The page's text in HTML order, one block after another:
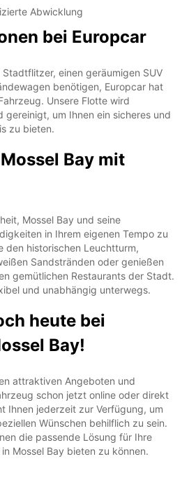
Abwicklung
bei Europcar
einen geräumigen SUV
benötigen, Europcar hat
Unsere Flotte wird
um Ihnen ein sicheres und
zu bieten.
Bay mit
Mossel Bay und seine
in Ihrem eigenen Tempo zu
den historischen Leuchtturm,
Sandstränden oder genießen
gemütlichen Restaurants der Stadt.
und unabhängig unterwegs.
heute bei
Bay!
attraktiven Angeboten und
schon jetzt online oder direkt
Ihnen jederzeit zur Verfügung, um
Wünschen behilflich zu sein.
die passende Lösung für Ihre
Mossel Bay bieten zu können.